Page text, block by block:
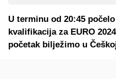
U terminu od 20:45
kvalifikacija za EURO
početak bilježimo u